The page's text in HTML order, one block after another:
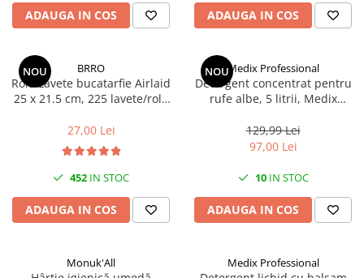
Sfoara si franghii
prindere
Mufe si conectori irigare
Pavaje si borduri
Programatoare stropire
Termometre Meteo
Unelte gradinarit
Pentru toaleta si wc
Solutii pentru suprafetele din lemn
Solutii specializate
Solutii profesionale pentru
Solutii professionale pentru
ADAUGA IN COS ADAUGA IN COS
NOU BRRO
Rola Lavete bucatarfie Airlaid
25 x 21.5 cm, 225 lavete/rola
27,00 Lei
452 IN STOC
ADAUGA IN COS
NOUMedix Professional
Detergent concentrat pentru
rufe albe, 5 litrii, Medix
129,99 Lei
97,00 Lei
10IN STOC
ADAUGA IN COS
Monuk'All Medix Professional